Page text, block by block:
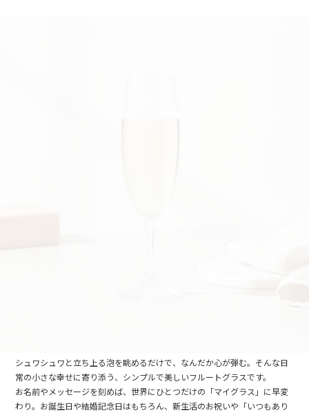
シュワシュワと立ち上る泡を眺めるだけで、なんだか心が弾む。そんな日
常の小さな幸せに寄り添う、シンプルで美しいフルートグラスです。
お名前やメッセージを刻めば、世界にひとつだけの「マイグラス」に早変
わり。お誕生日や結婚記念日はもちろん、新生活のお祝いや「いつもあり